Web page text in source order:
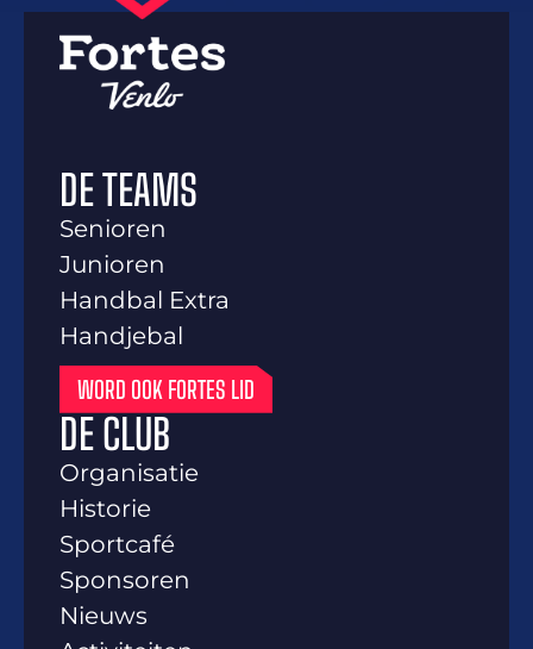
DE TEAMS
Senioren
Junioren
Handbal Extra
Handjebal
WORD OOK FORTES LID
DE CLUB
Organisatie
Historie
Sportcafé
Sponsoren
Nieuws